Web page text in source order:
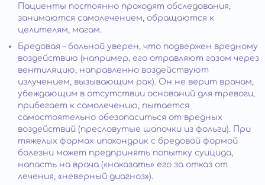
Пациенты постоянно проходят обследования,
занимаются самолечением, обращаются к
целителям, магам.
Бредовая – больной уверен, что подвержен вредному
воздействию (например, его отравляют газом через
вентиляцию, направленно воздействуют
излучением, вызывающим рак). Он не верит врачам,
убеждающим в отсутствии оснований для тревоги,
прибегает к самолечению, пытается
самостоятельно обезопаситься от вредных
воздействий (пресловутые шапочки из фольги). При
тяжелых формах ипохондрик с бредовой формой
болезни может предпринять попытку суицида,
напасть на врача («наказать» его за отказ от
лечения, «неверный диагноз»).